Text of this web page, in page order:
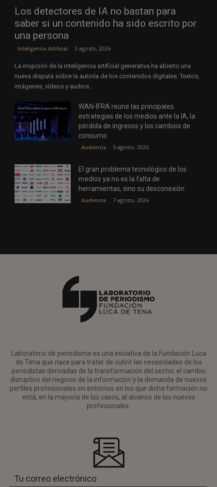
Los detectores de IA no bastan para
saber si un contenido ha sido escrito por
una persona
Inteligencia Artificial 3 agosto, 2026
La irrupción de la inteligencia artificial generativa ha abierto una
nueva disputa sobre la autoría de los contenidos digitales. Textos,
imágenes, vídeos y audios...
WAN-IFRA reúne las principales
estrategias de los medios ante la IA, la
pérdida de ingresos y los cambios de
consumo
Audiencia 5 agosto, 2026
El gran problema tecnológico de los
medios ya no es la falta de
herramientas, sino su desconexión
Audiencia 7 agosto, 2026
Laboratorio de periodismo es una iniciativa de la Fundación Luca
de Tena que nace para tratar de cubrir las necesidades de los
periodistas derivadas de la transformación del sector, el cambio
disruptivo del negocio de la información y la demanda de nuevos
perfiles profesionales en entornos en los que dicha formación no
está, en la mayoría de los casos, al alcance de los nuevos
profesionales.